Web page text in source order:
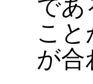
であ
こ
が合